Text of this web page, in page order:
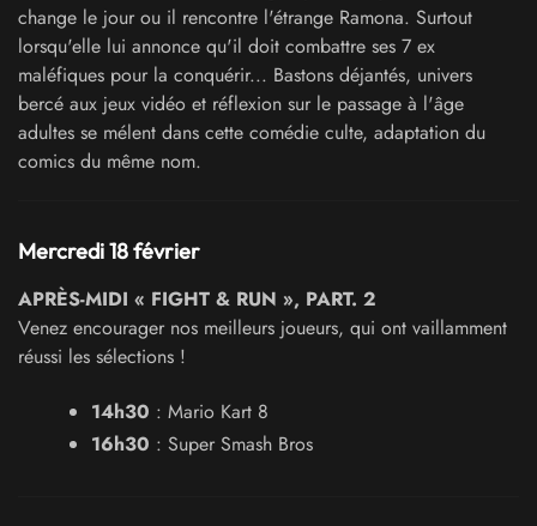
change le jour ou il rencontre l'étrange Ramona. Surtout
lorsqu'elle lui annonce qu'il doit combattre ses 7 ex
maléfiques pour la conquérir... Bastons déjantés, univers
bercé aux jeux vidéo et réflexion sur le passage à l'âge
adultes se mélent dans cette comédie culte, adaptation du
comics du même nom.
Mercredi 18 février
APRÈS-MIDI « FIGHT & RUN », PART. 2
Venez encourager nos meilleurs joueurs, qui ont vaillamment
réussi les sélections !
14h30 : Mario Kart 8
16h30 : Super Smash Bros